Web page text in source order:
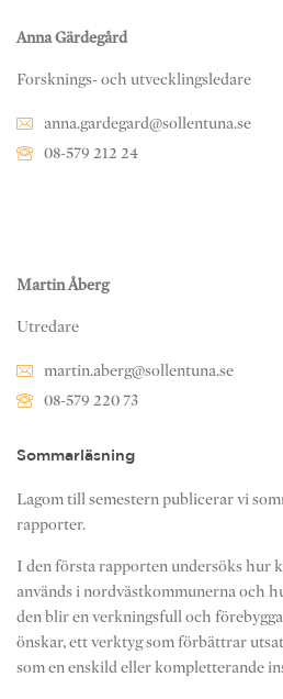
Anna Gärdegård
Forsknings- och utvecklingsledare
anna.gardegard@sollentuna.se
08-579 212 24
Martin Åberg
Utredare
martin.aberg@sollentuna.se
08-579 220 73
Sommarläsning
Lagom till semestern publicerar vi
rapporter.
I den första rapporten undersöks hur
används i nordvästkommunerna och
den blir en verkningsfull och
önskar, ett verktyg som förbättrar
som en enskild eller kompletterande